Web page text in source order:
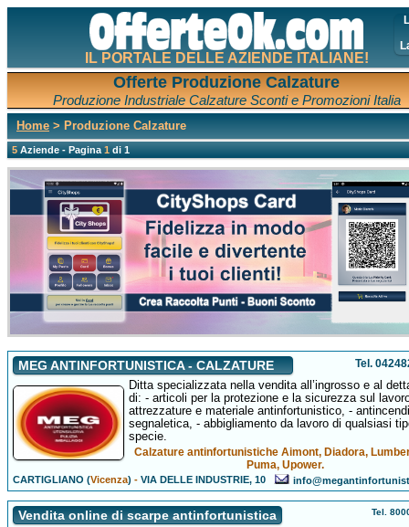
IL PORTALE DELLE AZIENDE ITALIANE!
Offerte Produzione Calzature
Produzione Industriale Calzature Sconti e Promozioni Italia
Home > Produzione Calzature
5Aziende - Pagina1di 1
MEG ANTINFORTUNISTICA - CALZATURE Tel.
Ditta specializzata nella vendita all’ingrosso e al
di: - articoli per la protezione e la sicurezza sul
attrezzature e materiale antinfortunistico, -
segnaletica, - abbigliamento da lavoro di qualsiasi
specie.
Calzature antinfortunistiche Aimont, Diadora,
Puma, Upower.
CARTIGLIANO (Vicenza) -VIA DELLE INDUSTRIE, 10
Vendita online di scarpe antinfortunistica Tel.